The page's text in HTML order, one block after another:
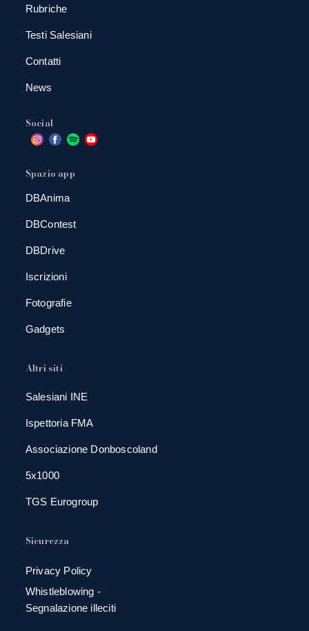
Rubriche
Testi Salesiani
Contatti
News
Social
Spazio app
DBAnima
DBContest
DBDrive
Iscrizioni
Fotografie
Gadgets
Altri siti
Salesiani INE
Ispettoria FMA
Associazione Donboscoland
5x1000
TGS Eurogroup
Sicurezza
Privacy Policy
Whistleblowing -
Segnalazione illeciti